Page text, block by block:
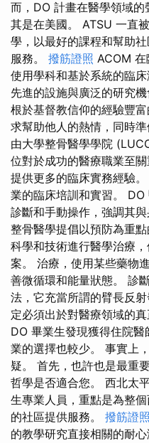
而，DO 計畫在醫學領域
其是在美國。 ATSU 一直
學，以最好的課程和幫助
服務。 撥筋證照 ACOM 在
使用學科和基於系統的臨
先進的設施與廣泛的研究
根於基督教信仰的經驗豐
求幫助他人的熱情，同時
由大學整骨醫學學院
位對於成功的醫療職業至
提供更多的臨床實務經驗
業的臨床培訓和實習。
診斷和手動操作，強調其
整骨醫學提倡以預防為重
科學和技術進行醫學治療
案。 治療，使用某些藥物
善微循環和能量狀態。 診
法，它充當所謂的臂長反
定必須出於對醫療領域的
DO 畢業生發現獲得住院
業的選擇也較少。 事實上
疑。 首先，也許也是最重
哲學是否適合您。 西北太
生專業人員，重點是為整
的社區提供服務。 撥筋證照
的教學研究直接相關的耐